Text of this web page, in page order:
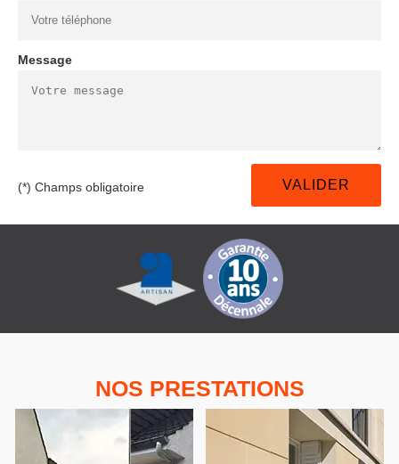
Message
(*) Champs obligatoire
NOS PRESTATIONS